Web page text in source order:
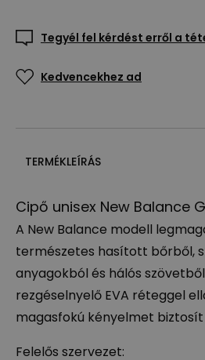
Tegyél fel kérdést erről a
Kedvencekhez ad
TERMÉKLEÍRÁS
Cipő unisex New Balance
A New Balance modell
természetes hasított bőrből,
anyagokból és hálós
rezgéselnyelő EVA réteggel
magasfokú kényelmet
Felelős szervezet: